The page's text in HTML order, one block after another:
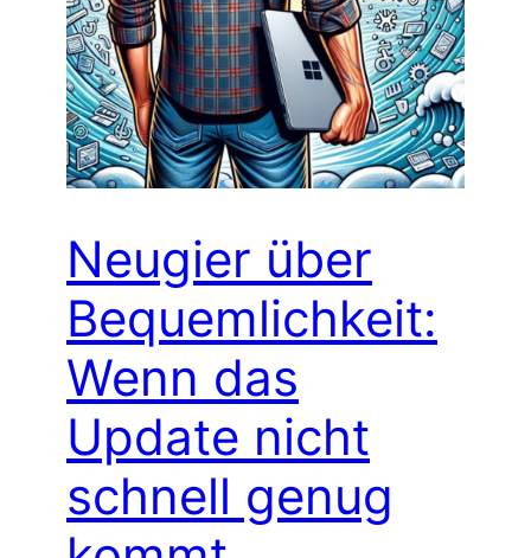
Neugier über
Bequemlichkeit:
Wenn das
Update nicht
schnell genug